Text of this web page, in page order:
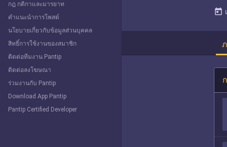
today
Explore
กฎ กติกาและมารยาท
คำแนะนำการโพสต์
นโยบายเกี่ยวกับข้อมูลส่วนบุคคล
สิทธิ์การใช้งานของสมาชิก
ติดต่อทีมงาน Pantip
ติดต่อลงโฆษณา
ร่วมงานกับ Pantip
Download App Pantip
Pantip Certified Developer